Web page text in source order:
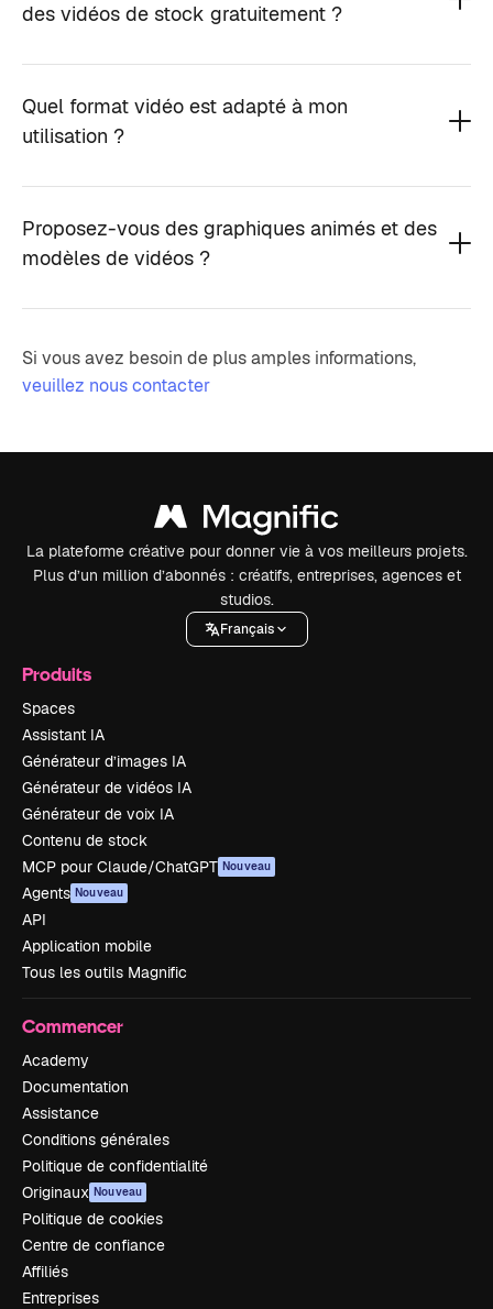
des vidéos de stock gratuitement ?
Quel format vidéo est adapté à mon
utilisation ?
Proposez-vous des graphiques animés et des
modèles de vidéos ?
Si vous avez besoin de plus amples informations,
veuillez nous contacter
La plateforme créative pour donner vie à vos meilleurs projets.
Plus d’un million d’abonnés : créatifs, entreprises, agences et
studios.
Français
Produits
Spaces
Assistant IA
Générateur d’images IA
Générateur de vidéos IA
Générateur de voix IA
Contenu de stock
MCP pour Claude/ChatGPT Nouveau
Agents Nouveau
API
Application mobile
Tous les outils Magnific
Commencer
Academy
Documentation
Assistance
Conditions générales
Politique de confidentialité
Originaux Nouveau
Politique de cookies
Centre de confiance
Affiliés
Entreprises